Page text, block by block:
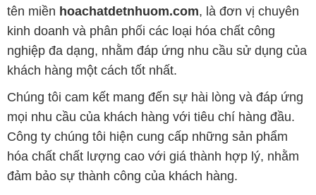
tên miền hoachatdetnhuom.com, là đơn vị chuyên
kinh doanh và phân phối các loại hóa chất công
nghiệp đa dạng, nhằm đáp ứng nhu cầu sử dụng của
khách hàng một cách tốt nhất.
Chúng tôi cam kết mang đến sự hài lòng và đáp ứng
mọi nhu cầu của khách hàng với tiêu chí hàng đầu.
Công ty chúng tôi hiện cung cấp những sản phẩm
hóa chất chất lượng cao với giá thành hợp lý, nhằm
đảm bảo sự thành công của khách hàng.